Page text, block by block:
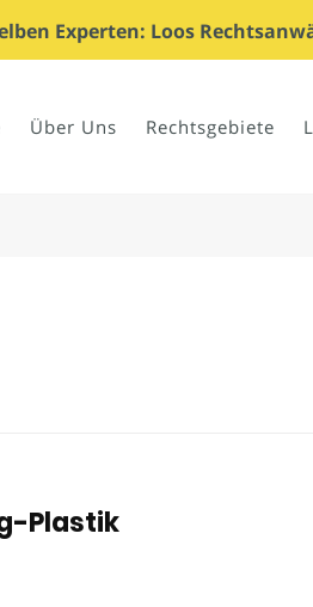
Experten: Loos
Über Uns Rechtsgebiete
Plastik